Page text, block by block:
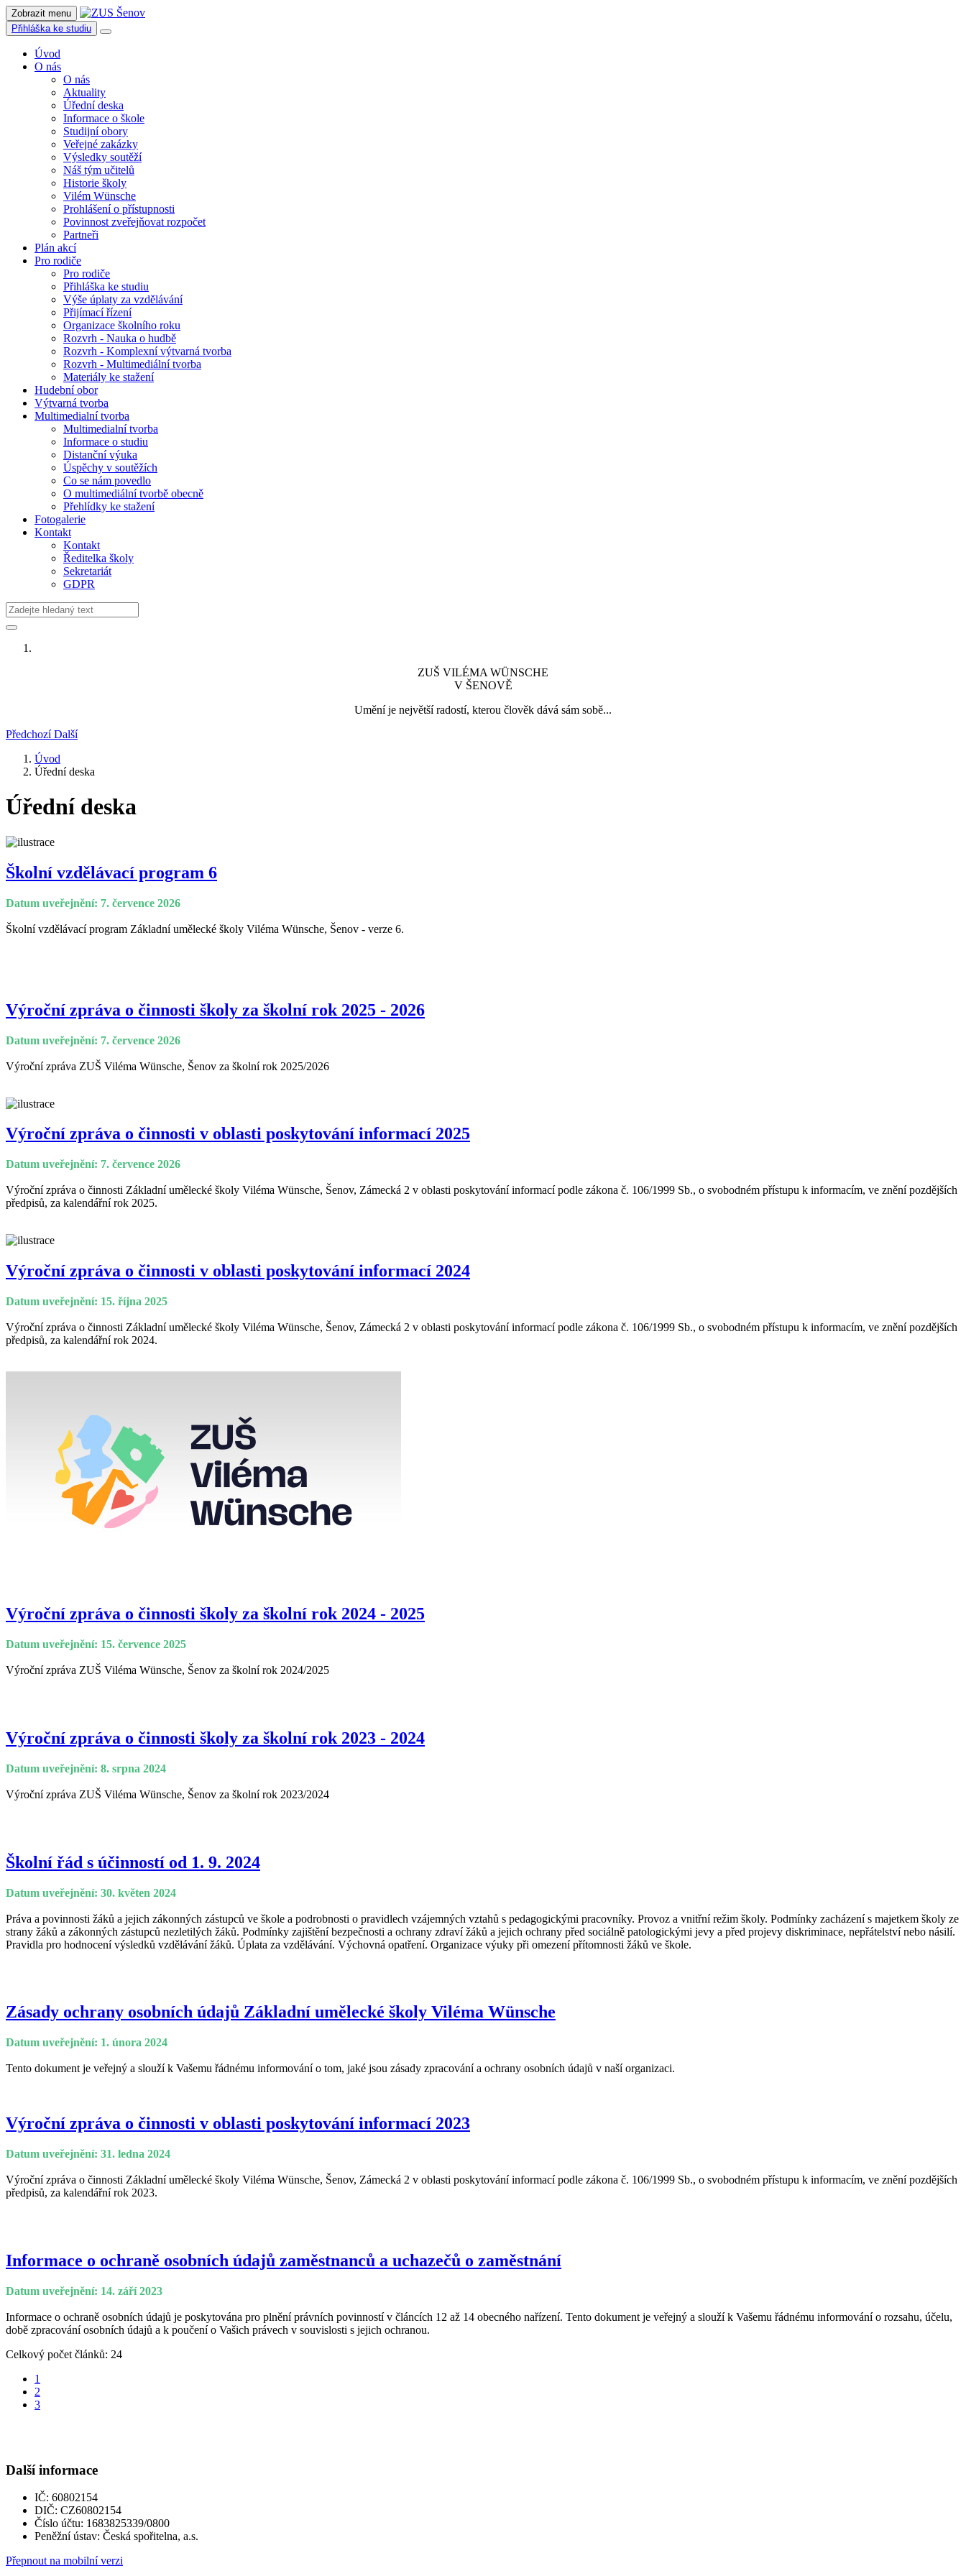
Zobrazit menu
Přihláška ke studiu
Úvod
O nás
O nás
Aktuality
Úřední deska
Informace o škole
Studijní obory
Veřejné zakázky
Výsledky soutěží
Náš tým učitelů
Historie školy
Vilém Wünsche
Prohlášení o přístupnosti
Povinnost zveřejňovat rozpočet
Partneři
Plán akcí
Pro rodiče
Pro rodiče
Přihláška ke studiu
Výše úplaty za vzdělávání
Přijímací řízení
Organizace školního roku
Rozvrh - Nauka o hudbě
Rozvrh - Komplexní výtvarná tvorba
Rozvrh - Multimediální tvorba
Materiály ke stažení
Hudební obor
Výtvarná tvorba
Multimedialní tvorba
Multimedialní tvorba
Informace o studiu
Distanční výuka
Úspěchy v soutěžích
Co se nám povedlo
O multimediální tvorbě obecně
Přehlídky ke stažení
Fotogalerie
Kontakt
Kontakt
Ředitelka školy
Sekretariát
GDPR
ZUŠ VILÉMA WÜNSCHE
V ŠENOVĚ
Umění je největší radostí, kterou člověk dává sám sobě...
Předchozí Další
Úvod
Úřední deska
Úřední deska
Školní vzdělávací program 6
Datum uveřejnění: 7. července 2026
Školní vzdělávací program Základní umělecké školy Viléma Wünsche, Šenov - verze 6.
Výroční zpráva o činnosti školy za školní rok 2025 - 2026
Datum uveřejnění: 7. července 2026
Výroční zpráva ZUŠ Viléma Wünsche, Šenov za školní rok 2025/2026
Výroční zpráva o činnosti v oblasti poskytování informací 2025
Datum uveřejnění: 7. července 2026
Výroční zpráva o činnosti Základní umělecké školy Viléma Wünsche, Šenov, Zámecká 2 v oblasti poskytování informací podle zákona č. 106/1999 Sb., o svobodném přístupu k informacím, ve znění pozdějších
předpisů, za kalendářní rok 2025.
Výroční zpráva o činnosti v oblasti poskytování informací 2024
Datum uveřejnění: 15. října 2025
Výroční zpráva o činnosti Základní umělecké školy Viléma Wünsche, Šenov, Zámecká 2 v oblasti poskytování informací podle zákona č. 106/1999 Sb., o svobodném přístupu k informacím, ve znění pozdějších
předpisů, za kalendářní rok 2024.
Výroční zpráva o činnosti školy za školní rok 2024 - 2025
Datum uveřejnění: 15. července 2025
Výroční zpráva ZUŠ Viléma Wünsche, Šenov za školní rok 2024/2025
Výroční zpráva o činnosti školy za školní rok 2023 - 2024
Datum uveřejnění: 8. srpna 2024
Výroční zpráva ZUŠ Viléma Wünsche, Šenov za školní rok 2023/2024
Školní řád s účinností od 1. 9. 2024
Datum uveřejnění: 30. květen 2024
Práva a povinnosti žáků a jejich zákonných zástupců ve škole a podrobnosti o pravidlech vzájemných vztahů s pedagogickými pracovníky. Provoz a vnitřní režim školy. Podmínky zacházení s majetkem školy ze
strany žáků a zákonných zástupců nezletilých žáků. Podmínky zajištění bezpečnosti a ochrany zdraví žáků a jejich ochrany před sociálně patologickými jevy a před projevy diskriminace, nepřátelství nebo násilí.
Pravidla pro hodnocení výsledků vzdělávání žáků. Úplata za vzdělávání. Výchovná opatření. Organizace výuky při omezení přítomnosti žáků ve škole.
Zásady ochrany osobních údajů Základní umělecké školy Viléma Wünsche
Datum uveřejnění: 1. února 2024
Tento dokument je veřejný a slouží k Vašemu řádnému informování o tom, jaké jsou zásady zpracování a ochrany osobních údajů v naší organizaci.
Výroční zpráva o činnosti v oblasti poskytování informací 2023
Datum uveřejnění: 31. ledna 2024
Výroční zpráva o činnosti Základní umělecké školy Viléma Wünsche, Šenov, Zámecká 2 v oblasti poskytování informací podle zákona č. 106/1999 Sb., o svobodném přístupu k informacím, ve znění pozdějších
předpisů, za kalendářní rok 2023.
Informace o ochraně osobních údajů zaměstnanců a uchazečů o zaměstnání
Datum uveřejnění: 14. září 2023
Informace o ochraně osobních údajů je poskytována pro plnění právních povinností v článcích 12 až 14 obecného nařízení. Tento dokument je veřejný a slouží k Vašemu řádnému informování o rozsahu, účelu,
době zpracování osobních údajů a k poučení o Vašich právech v souvislosti s jejich ochranou.
Celkový počet článků: 24
1
2
3
Další informace
IČ: 60802154
DIČ: CZ60802154
Číslo účtu: 1683825339/0800
Peněžní ústav: Česká spořitelna, a.s.
Přepnout na mobilní verzi